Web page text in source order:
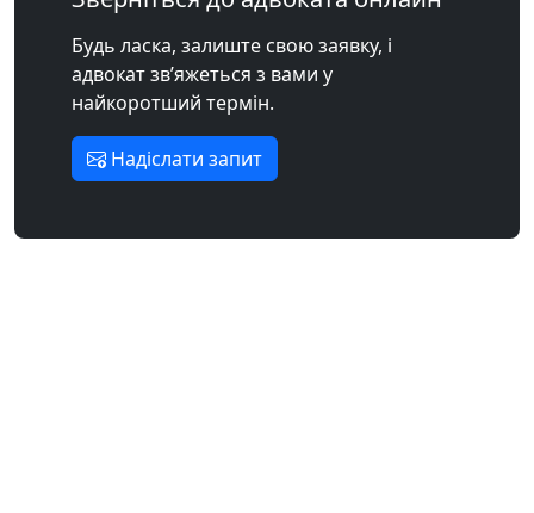
Будь ласка, залиште свою заявку, і
адвокат зв’яжеться з вами у
найкоротший термін.
Надіслати запит